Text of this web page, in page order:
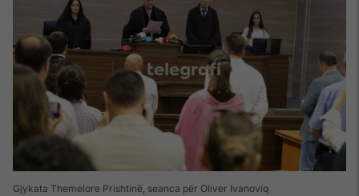
Gjykata Themelore Prishtinë, seanca për Oliver Ivanoviq